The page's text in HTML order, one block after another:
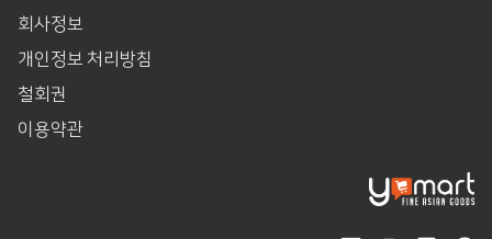
회사정보
개인정보 처리방침
철회권
이용약관